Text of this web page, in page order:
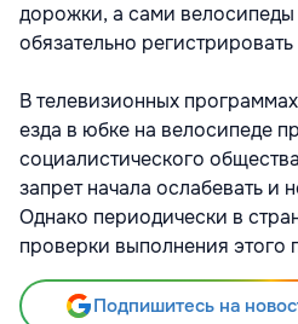
дорожки, а сами
обязательно
В телевизионных
езда в юбке на велосипеде
социалистического
запрет начала ослабевать и
Однако периодически в
проверки выполнения этого
Подпишитесь на